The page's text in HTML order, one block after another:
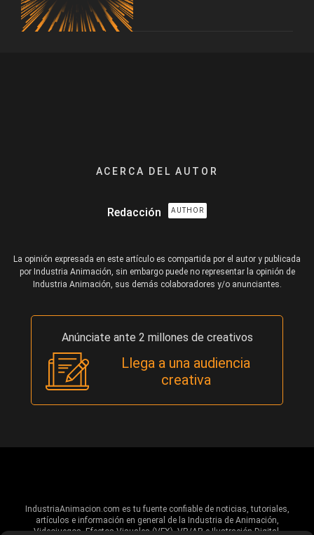
ACERCA DEL AUTOR
Redacción AUTHOR
La opinión expresada en este artículo es compartida por el autor y publicada
por Industria Animación, sin embargo puede no representar la opinión de
Industria Animación, sus demás colaboradores y/o anunciantes.
Anúnciate ante 2 millones de creativos
Llega a una audiencia
creativa
IndustriaAnimacion.com es tu fuente confiable de noticias, tutoriales,
artículos e información en general de la Industria de Animación,
Videojuegos, Efectos Visuales (VFX), VR/AR e Ilustración Digital.